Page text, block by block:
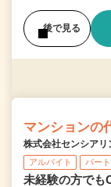
後で見る
マンションの
株式会社センシア
アルバイト パート
未経験の方でも